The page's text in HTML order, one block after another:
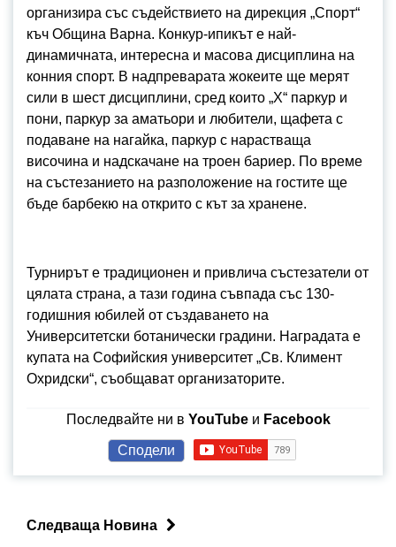
организира със съдействието на дирекция „Спорт“
къч Община Варна. Конкур-ипикът е най-
динамичната, интересна и масова дисциплина на
конния спорт. В надпреварата жокеите ще мерят
сили в шест дисциплини, сред които „Х“ паркур и
пони, паркур за аматьори и любители, щафета с
подаване на нагайка, паркур с нарастваща
височина и надскачане на троен бариер. По време
на състезанието на разположение на гостите ще
бъде барбекю на открито с кът за хранене.
Турнирът е традиционен и привлича състезатели от
цялата страна, а тази година съвпада със 130-
годишния юбилей от създаването на
Университетски ботанически градини. Наградата е
купата на Софийския университет „Св. Климент
Охридски“, съобщават организаторите.
Последвайте ни в YouTubeи Facebook
Сподели
Следваща Новина